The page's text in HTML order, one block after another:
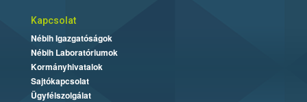
Kapcsolat
Nébih Igazgatóságok
Nébih Laboratóriumok
Kormányhivatalok
Sajtókapcsolat
Ügyfélszolgálat